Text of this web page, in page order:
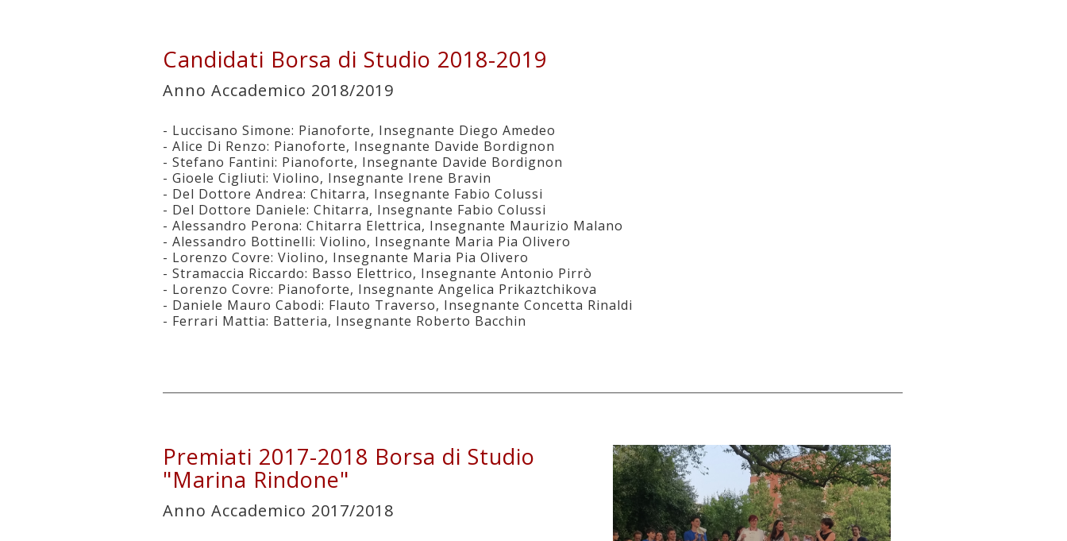
Candidati Borsa di Studio 2018-2019
Anno Accademico 2018/2019
- Luccisano Simone: Pianoforte, Insegnante Diego Amedeo
- Alice Di Renzo: Pianoforte, Insegnante Davide Bordignon
- Stefano Fantini: Pianoforte, Insegnante Davide Bordignon
- Gioele Cigliuti: Violino, Insegnante Irene Bravin
- Del Dottore Andrea: Chitarra, Insegnante Fabio Colussi
- Del Dottore Daniele: Chitarra, Insegnante Fabio Colussi
- Alessandro Perona: Chitarra Elettrica, Insegnante Maurizio Malano
- Alessandro Bottinelli: Violino, Insegnante Maria Pia Olivero
- Lorenzo Covre: Violino, Insegnante Maria Pia Olivero
- Stramaccia Riccardo: Basso Elettrico, Insegnante Antonio Pirrò
- Lorenzo Covre: Pianoforte, Insegnante Angelica Prikaztchikova
- Daniele Mauro Cabodi: Flauto Traverso, Insegnante Concetta Rinaldi
- Ferrari Mattia: Batteria, Insegnante Roberto Bacchin
Premiati 2017-2018 Borsa di Studio
"Marina Rindone"
Anno Accademico 2017/2018